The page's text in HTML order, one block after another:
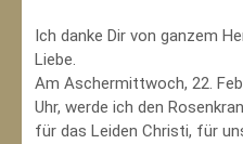
Ich danke Dir von ganzem
Liebe.
Am Aschermittwoch, 22.
Uhr, werde ich den
für das Leiden Christi, für